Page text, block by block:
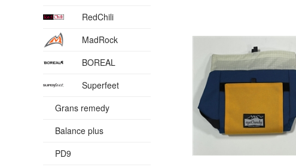
RedChili
MadRock
BOREAL
Superfeet
Grans remedy
Balance plus
PD9